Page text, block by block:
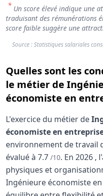
* Un score élevé indique une
traduisant des rémunérations
score faible suggère une
Source : Statistiques salariales
Quelles sont les
le métier de
économiste en
L'exercice du métier de
économiste en
environnement de travail
évalué à 7.7 /10. En 2026 ,
physiques et
Ingénieure économiste